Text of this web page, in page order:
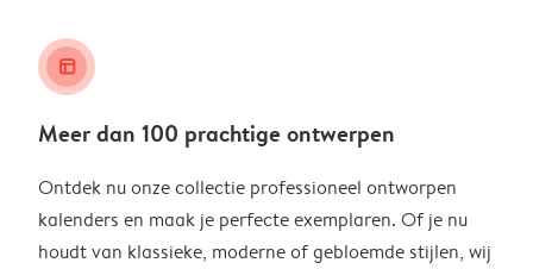
layout_alt
Meer dan 100 prachtige ontwerpen
Ontdek nu onze collectie professioneel ontworpen
kalenders en maak je perfecte exemplaren. Of je nu
houdt van klassieke, moderne of gebloemde stijlen, wij